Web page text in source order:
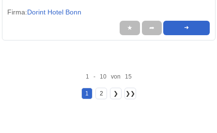
Firma:Dorint Hotel Bonn
★ ➦ ➜
1 - 10 von 15
1 2 ❯ ❯❯